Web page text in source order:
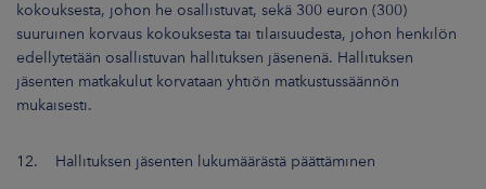
kokouksesta, johon he osallistuvat, sekä 300 euron (300)
suuruinen korvaus kokouksesta tai tilaisuudesta, johon henkilön
edellytetään osallistuvan hallituksen jäsenenä. Hallituksen
jäsenten matkakulut korvataan yhtiön matkustussäännön
mukaisesti.
12. Hallituksen jäsenten lukumäärästä päättäminen